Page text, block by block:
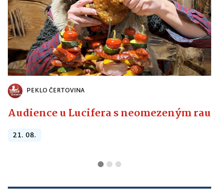
PEKLO ČERTOVINA
Audience u Lucifera s neomezeným
21. 08.